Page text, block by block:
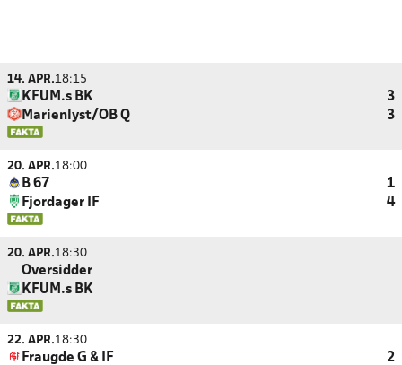
14. APR.18:15
KFUM.s BK
3
Marienlyst/OB Q
3
20. APR.18:00
B 67
1
Fjordager IF
4
20. APR.18:30
Oversidder
KFUM.s BK
22. APR.18:30
Fraugde G & IF
2